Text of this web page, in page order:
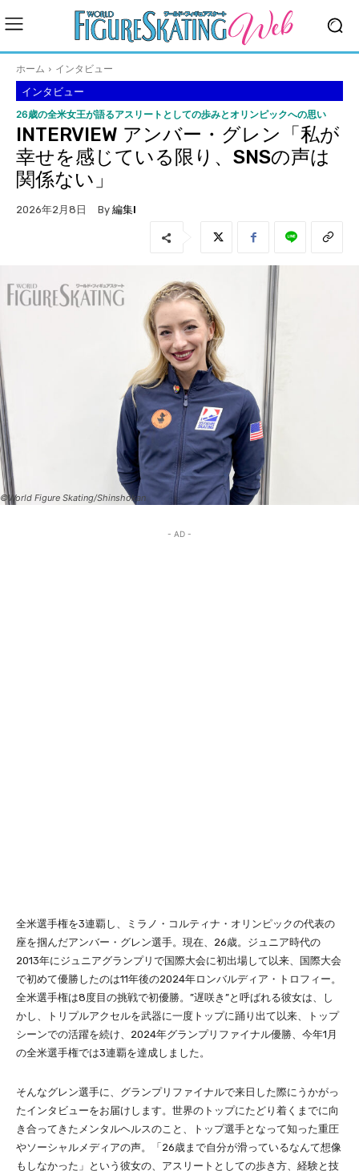
ホーム インタビュー
インタビュー
26歳の全米女王が語るアスリートとしての歩みとオリンピックへの思い
INTERVIEW アンバー・グレン「私が
幸せを感じている限り、SNSの声は
関係ない」
2026年2月8日 By 編集I
©World Figure Skating/Shinshokan
- AD -
全米選手権を3連覇し、ミラノ・コルティナ・オリンピックの代表の
座を掴んだアンバー・グレン選手。現在、26歳。ジュニア時代の
2013年にジュニアグランプリで国際大会に初出場して以来、国際大会
で初めて優勝したのは11年後の2024年ロンバルディア・トロフィー。
全米選手権は8度目の挑戦で初優勝。”遅咲き”と呼ばれる彼女は、し
かし、トリプルアクセルを武器に一度トップに踊り出て以来、トップ
シーンでの活躍を続け、2024年グランプリファイナル優勝、今年1月
の全米選手権では3連覇を達成しました。
そんなグレン選手に、グランプリファイナルで来日した際にうかがっ
たインタビューをお届けします。世界のトップにたどり着くまでに向
き合ってきたメンタルヘルスのこと、トップ選手となって知った重圧
やソーシャルメディアの声。「26歳まで自分が滑っているなんて想像
もしなかった」という彼女の、アスリートとしての歩き方、経験と技